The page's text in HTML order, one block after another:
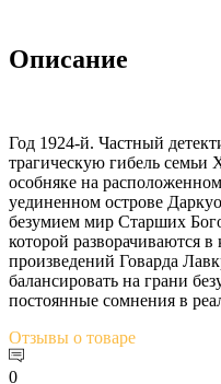
Описание
Год 1924-й. Частный
трагическую гибель
особняке на
уединенном острове
безумием мир Старших
которой разворачиваются в
произведений Говарда
балансировать на грани
постоянные сомнения в
Отзывы о товаре
0